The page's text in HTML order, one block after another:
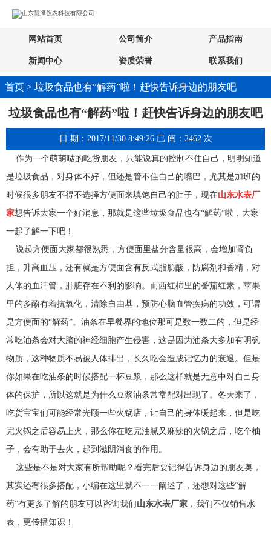
网站首页 公司简介 产品指南
新闻中心 资质荣誉 联系我们
首页 > 垃圾食品也有“解药”啦！赶快告诉身边的朋友吧
垃圾食品也有“解药”啦！赶快告诉身边的朋友吧
日 期：2017/11/30 8:49:26 已 阅：2462 次
作为一个萌萌哒的吃货朋友，只能说真的控制不住自己，明明知道
是垃圾食品，对身体不好，但还是管不住自己的嘴巴，尤其是加班的
时候很多朋友不得不选择方便面来填饱自己的肚子，现在山东水表厂
家想告诉大家一个好消息，那就是这些垃圾食品也有“解药”啦，大家
一起了解一下吧！
说起方便面大家都很熟悉，方便面里盐分含量很高，会增加肾负
担，升高血压，还有就是方便面含有反式脂肪酸，防腐剂和香精，对
人体的血汗管，肝脏存在不利的影响。而西红柿里的番茄红素，苹果
里的多酚有着抗氧化，清除自由基，预防心脑血管疾病的功效，可谓
是方便面的“解药”。油条在早餐界的地位那可是数一数二的，但是经
常吃油条会对大脑的神经细胞产生侵害，这是因为油条大多加有明矾
物质，这种物质不易被人体排出，长久吃会造成记忆力的衰退。但是
你如果在吃油条的时候搭配一杯豆浆，那么这样就是无意中对自己身
体的保护，所以这就是为什么豆浆油条常常配对出现了。冬天来了，
吃货宝宝们可能经常光顾一些火锅店，让自己的身体暖起来，但是吃
完火锅之后容易上火，那么你在吃完油腻又麻辣的火锅之后，吃个柚
子，会有助于去火，起到滋阴消食的作用。
这些是不是对大家有所帮助呢？看完后要记得告诉身边的朋友奥，
其实还有很多搭配，小编在这里就不一一阐述了，还想对这些“解
药”有更多了解的朋友可以咨询我们山东水表厂家 ，我们不仅销售水
表，更传播知识！